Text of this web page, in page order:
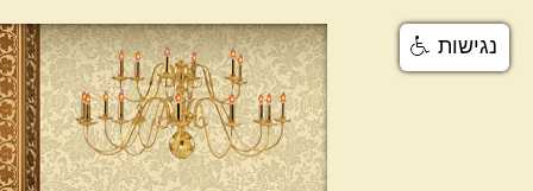
נגישות